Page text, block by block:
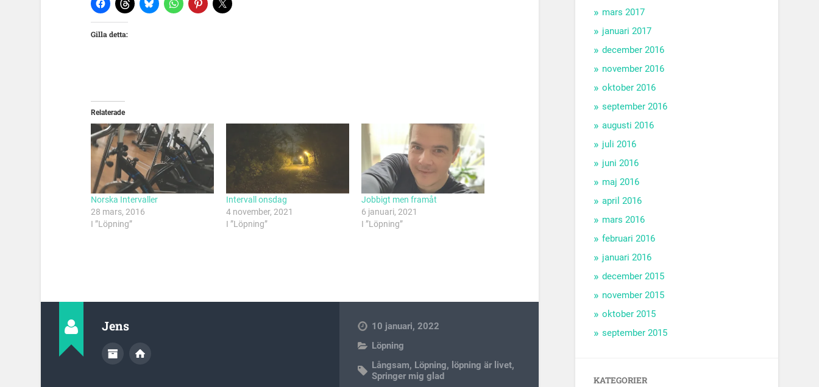
Gilla detta:
Relaterade
Norska Intervaller
28 mars, 2016
I ”Löpning”
Intervall onsdag
4 november, 2021
I ”Löpning”
Jobbigt men framåt
6 januari, 2021
I ”Löpning”
Jens
10 januari, 2022
Löpning
Långsam, Löpning, löpning är livet,
Springer mig glad
mars 2017
januari 2017
december 2016
november 2016
oktober 2016
september 2016
augusti 2016
juli 2016
juni 2016
maj 2016
april 2016
mars 2016
februari 2016
januari 2016
december 2015
november 2015
oktober 2015
september 2015
KATEGORIER